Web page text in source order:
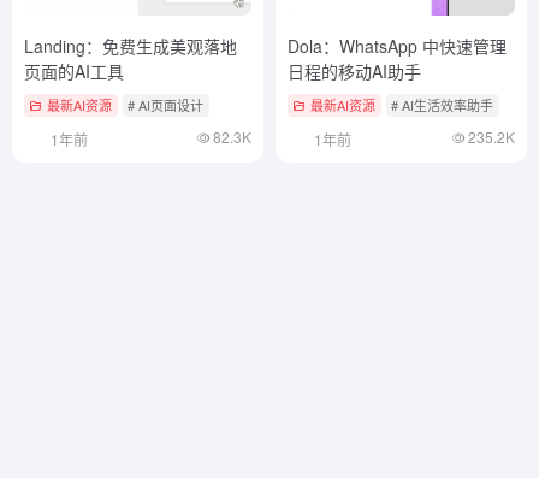
Landing：免费生成美观落地
页面的AI工具
最新AI资源 # AI页面设计
1年前 82.3K
Dola：WhatsApp 中快速管理
日程的移动AI助手
最新AI资源 # AI生活效率助手
1年前 235.2K